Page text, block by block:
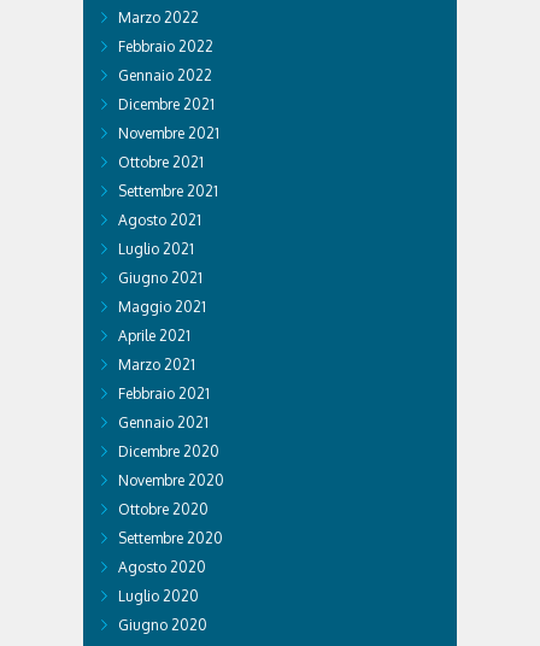
Marzo 2022
Febbraio 2022
Gennaio 2022
Dicembre 2021
Novembre 2021
Ottobre 2021
Settembre 2021
Agosto 2021
Luglio 2021
Giugno 2021
Maggio 2021
Aprile 2021
Marzo 2021
Febbraio 2021
Gennaio 2021
Dicembre 2020
Novembre 2020
Ottobre 2020
Settembre 2020
Agosto 2020
Luglio 2020
Giugno 2020